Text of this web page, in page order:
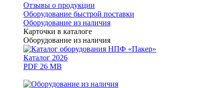
Отзывы о продукции
Оборудование быстрой поставки
Оборудование из наличия
Карточки в каталоге
Оборудование из наличия
Каталог 2026
PDF 26 MB